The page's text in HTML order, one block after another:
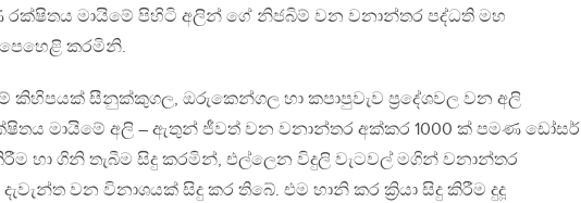
මායිමේ පිහිටි අලින් ගේ නිජබිම් වන වනාන්තර පද්ධති මහ
කරමිනි.
කිහිපයක් සීනුක්කුගල, ඔරුකෙන්ගල හා කපාපුවැව ප්‍රදේශවල වන අලි
මායිමේ අලි – ඇතුන් ජීවත් වන වනාන්තර අක්කර 1000 ක් පමණ ඩෝසර්
හා ගිනි තැබීම සිදු කරමින්, එල්ලෙන විදුලි වැටවල් මගින් වනාන්තර
වන විනාශයක් සිදු කර තිබේ. එම හානි කර ක්‍රියා සිදු කිරීම දුදූ